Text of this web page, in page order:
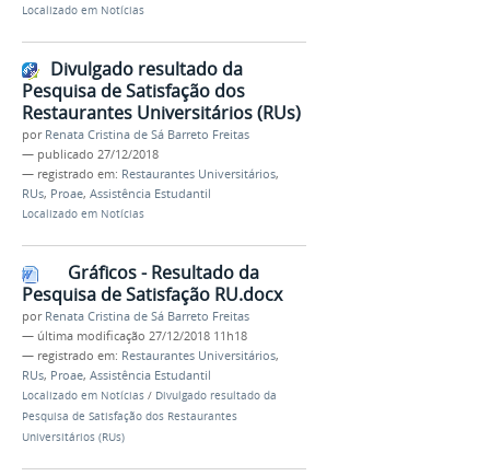
Localizado em Notícias
Divulgado resultado da
Pesquisa de Satisfação dos
Restaurantes Universitários (RUs)
por Renata Cristina de Sá Barreto Freitas
— publicado 27/12/2018
— registrado em: Restaurantes Universitários,
RUs, Proae, Assistência Estudantil
Localizado em Notícias
Gráficos - Resultado da
Pesquisa de Satisfação RU.docx
por Renata Cristina de Sá Barreto Freitas
— última modificação 27/12/2018 11h18
— registrado em: Restaurantes Universitários,
RUs, Proae, Assistência Estudantil
Localizado em Notícias / Divulgado resultado da
Pesquisa de Satisfação dos Restaurantes
Universitários (RUs)